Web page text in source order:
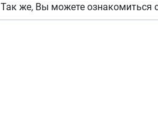
Так же, Вы можете ознакомиться